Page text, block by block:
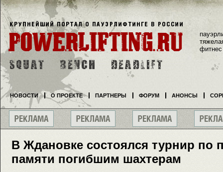
В Ждановке состоялся турнир по
памяти погибшим шахтерам
фитнес
НОВОСТИ О ПРОЕКТЕ ПАРТНЕРЫ ФОРУМ АНОНСЫ